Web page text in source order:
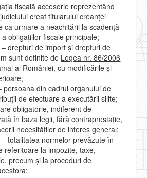
fiscală accesorie reprezentând
creat titularului creanţei
ca urmare a neachitării la scadenţă
obligaţiilor fiscale principale;
drepturi de import şi drepturi de
sunt definite de Legea nr. 86/2006
al României, cu modificările şi
persoana din cadrul organului de
de efectuare a executării silite;
obligatorie, indiferent de
în baza legii, fără contraprestaţie,
necesităţilor de interes general;
totalitatea normelor prevăzute în
referitoare la impozite, taxe,
precum şi la proceduri de